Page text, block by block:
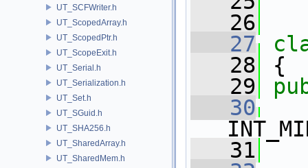
UT_SCFWriter.h
UT_ScopedArray.h
UT_ScopedPtr.h
UT_ScopeExit.h
UT_Serial.h
UT_Serialization.h
UT_Set.h
UT_SGuid.h
UT_SHA256.h
UT_SharedArray.h
UT_SharedMem.h
   26
   27
   28
{
   29
   30
   31